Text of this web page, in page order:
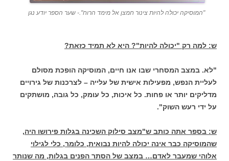
"המוסיקה יכולה להיות צינור חמצן אל מימד הרוח".- שער הספר יודע נגן
ש: למה רק "יכולה להיות"? היא לא תמיד כזאת?
"לא. במצב המסחרי שבו אנו חיים, המוסיקה הופכת מסולם
לעליית הנפש, מפעילות אישית של עלייה – לצרכנות של גירויים
מדליקים יותר או פחות. כל איכות, כל עומק, כל גובה, מושתקים
על ידי רעש השוק".
ש: בספר אתה כותב ש"מצב סילוק השכינה בגלות פירושו היה,
שהמוסיקה כבר אינה יכולה להיות נבואית, כלומר, כלי לגילוי
אלוהי שמעבר לאדם… במצב של הסתר הפנים בגלות, מה שנותר